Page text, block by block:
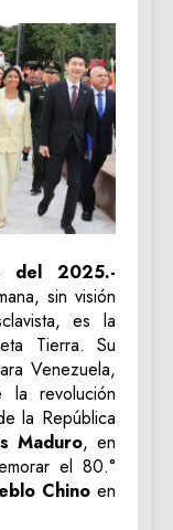
del 2025.-
sin visión
es la
Tierra. Su
Venezuela,
revolución
la República
Maduro, en
el 80.°
Chino en